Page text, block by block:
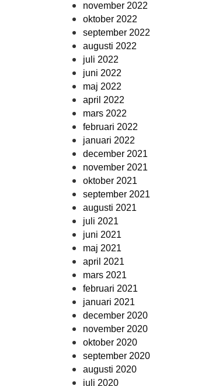
november 2022
oktober 2022
september 2022
augusti 2022
juli 2022
juni 2022
maj 2022
april 2022
mars 2022
februari 2022
januari 2022
december 2021
november 2021
oktober 2021
september 2021
augusti 2021
juli 2021
juni 2021
maj 2021
april 2021
mars 2021
februari 2021
januari 2021
december 2020
november 2020
oktober 2020
september 2020
augusti 2020
juli 2020